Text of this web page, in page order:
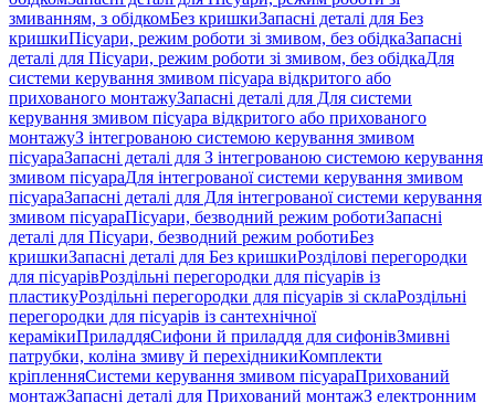
змиванням, з обідкомБез кришкиЗапасні деталі для Без
кришкиПісуари, режим роботи зі змивом, без обідкаЗапасні
деталі для Пісуари, режим роботи зі змивом, без обідкаДля
системи керування змивом пісуара відкритого або
прихованого монтажуЗапасні деталі для Для системи
керування змивом пісуара відкритого або прихованого
монтажуЗ інтегрованою системою керування змивом
пісуараЗапасні деталі для З інтегрованою системою керування
змивом пісуараДля інтегрованої системи керування змивом
пісуараЗапасні деталі для Для інтегрованої системи керування
змивом пісуараПісуари, безводний режим роботиЗапасні
деталі для Пісуари, безводний режим роботиБез
кришкиЗапасні деталі для Без кришкиРозділові перегородки
для пісуарівРоздільні перегородки для пісуарів із
пластикуРоздільні перегородки для пісуарів зі склаРоздільні
перегородки для пісуарів із сантехнічної
керамікиПриладдяСифони й приладдя для сифонівЗмивні
патрубки, коліна змиву й перехідникиКомплекти
кріпленняСистеми керування змивом пісуараПрихований
монтажЗапасні деталі для Прихований монтажЗ електронним